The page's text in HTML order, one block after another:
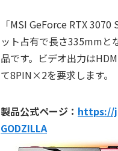
「MSI GeForce RTX
ット占有で長さ335mmと
品です。ビデオ出力は
て8PIN×2を要求します。
製品公式ページ： https://
GODZILLA